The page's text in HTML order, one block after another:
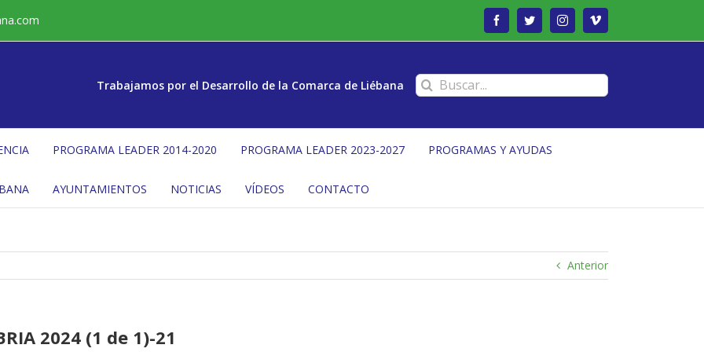
FacebookTwitterInstagramVimeo
Trabajamos por el Desarrollo de la Comarca de Liébana Buscar:
PROGRAMA LEADER 2014-2020 PROGRAMA LEADER 2023-2027 PROGRAMAS Y AYUDAS
AYUNTAMIENTOS NOTICIAS VÍDEOS CONTACTO
Anterior
2024 (1 de 1)-21